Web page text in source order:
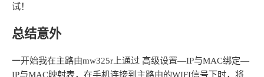
试！
总结意外
一开始我在主路由mw325r上通过 高级设置—IP与MAC绑定—
IP与MAC映射表，在手机连接到主路由的WIFI信号下时，将